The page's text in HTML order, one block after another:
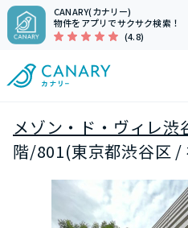
CANARY(カナリー)
物件をアプリでサクサク検索！
(4.8)
メゾン・ド・ヴィレ渋
階/801(東京都渋谷区 /